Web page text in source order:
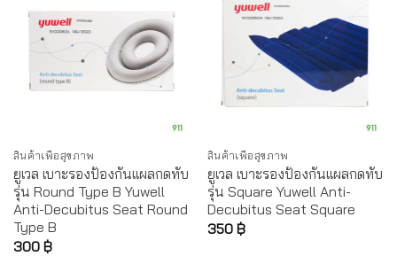
สินค้าเพื่อสุขภาพ
ยูเวล เบาะรองป้องกันแผลกดทับ
รุ่น Round Type B Yuwell
Anti-Decubitus Seat Round
Type B
300 ฿
สินค้าเพื่อสุขภาพ
ยูเวล เบาะรองป้องกันแผลกดทับ
รุ่น Square Yuwell Anti-
Decubitus Seat Square
350 ฿